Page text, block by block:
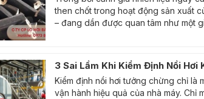
then chốt trong hoạt động sản xuất
– đang dần được quan tâm như một
3 Sai Lầm Khi Kiểm Định Nồi Hơi
Kiểm định nồi hơi tưởng chừng chỉ là
vận hành hiệu quả của nhà máy. Chỉ